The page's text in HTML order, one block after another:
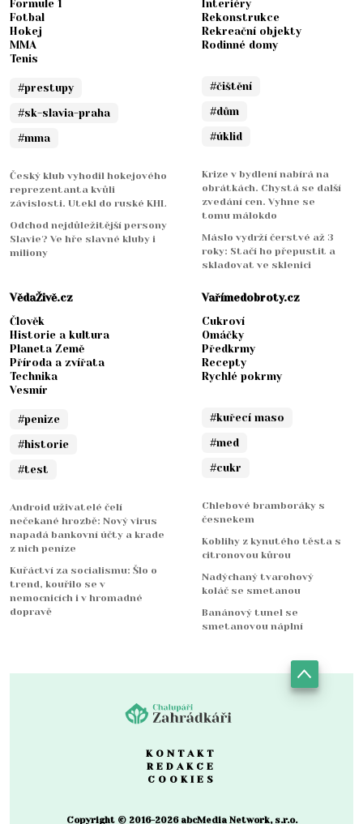
Formule 1
Fotbal
Hokej
MMA
Tenis
#prestupy
#sk-slavia-praha
#mma
Český klub vyhodil hokejového
reprezentanta kvůli
závislosti. Utekl do ruské KHL
Odchod nejdůležitější persony
Slavie? Ve hře slavné kluby i
miliony
Interiéry
Rekonstrukce
Rekreační objekty
Rodinné domy
#čištění
#dům
#úklid
Krize v bydlení nabírá na
obrátkách. Chystá se další
zvedání cen. Vyhne se
tomu málokdo
Máslo vydrží čerstvé až 3
roky: Stačí ho přepustit a
skladovat ve sklenici
VědaŽivě.cz
Člověk
Historie a kultura
Planeta Země
Příroda a zvířata
Technika
Vesmír
#penize
#historie
#test
Android uživatelé čelí
nečekané hrozbě: Nový virus
napadá bankovní účty a krade
z nich peníze
Kuřáctví za socialismu: Šlo o
trend, kouřilo se v
nemocnicích i v hromadné
dopravě
Vařímedobroty.cz
Cukroví
Omáčky
Předkrmy
Recepty
Rychlé pokrmy
#kuřecí maso
#med
#cukr
Chlebové bramboráky s
česnekem
Koblihy z kynutého těsta s
citronovou kůrou
Nadýchaný tvarohový
koláč se smetanou
Banánový tunel se
smetanovou náplní
KONTAKT
REDAKCE
COOKIES
Copyright © 2016-2026 abcMedia Network, s.r.o.